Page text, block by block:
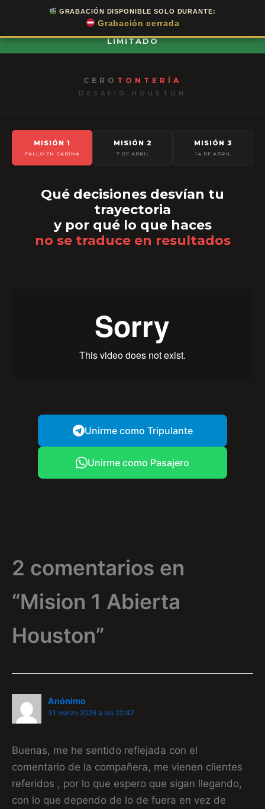
GRABACIÓN DISPONIBLE SOLO DURANTE:
Grabación cerrada
```
MISIÓN 1 DISPONIBLE · SOLO POR TIEMPO
LIMITADO
CERO TONTERÍA
DESAFÍO HOUSTON
MISIÓN 1
FALLO EN CABINA
MISIÓN 2
7 DE ABRIL
MISIÓN 3
14 DE ABRIL
Qué decisiones desvían tu
trayectoria
y por qué lo que haces
no se traduce en resultados
Unirme como Tripulante
Unirme como Pasajero
2 comentarios en
“Mision 1 Abierta
Houston”
Anónimo
31 marzo 2026 a las 22:47
Buenas, me he sentido reflejada con el
comentario de la compañera, me vienen clientes
referidos , por lo que espero que sigan llegando,
con lo que dependo de lo de fuera en vez de